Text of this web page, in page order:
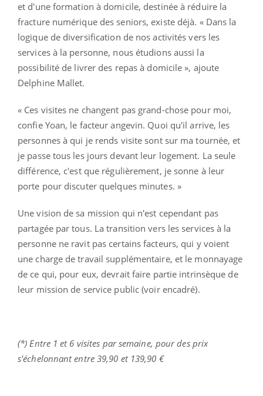
et d'une formation à domicile, destinée à réduire la
fracture numérique des seniors, existe déjà. « Dans la
logique de diversification de nos activités vers les
services à la personne, nous étudions aussi la
possibilité de livrer des repas à domicile », ajoute
Delphine Mallet.
« Ces visites ne changent pas grand-chose pour moi,
confie Yoan, le facteur angevin. Quoi qu'il arrive, les
personnes à qui je rends visite sont sur ma tournée, et
je passe tous les jours devant leur logement. La seule
différence, c'est que régulièrement, je sonne à leur
porte pour discuter quelques minutes. »
Une vision de sa mission qui n'est cependant pas
partagée par tous. La transition vers les services à la
personne ne ravit pas certains facteurs, qui y voient
une charge de travail supplémentaire, et le monnayage
de ce qui, pour eux, devrait faire partie intrinsèque de
leur mission de service public (voir encadré).
(*) Entre 1 et 6 visites par semaine, pour des prix
s'échelonnant entre 39,90 et 139,90 €